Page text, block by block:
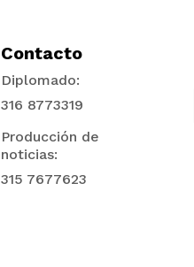
Contacto
Diplomado:
316 8773319
Producción de
noticias:
315 7677623